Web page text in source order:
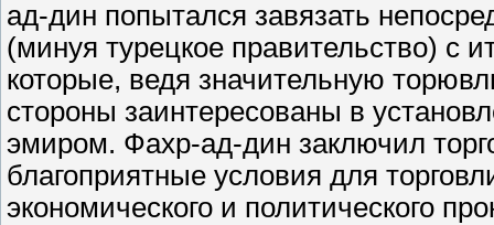
ад-дин попытался завязать
(минуя турецкое правительство) с
которые, ведя значительную
стороны заинтересованы в
эмиром. Фахр-ад-дин заключил
благоприятные условия для
экономического и политического